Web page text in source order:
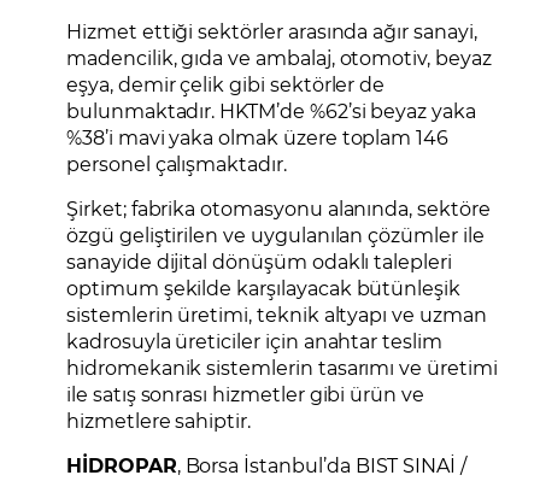
Hizmet ettiği sektörler arasında ağır sanayi,
madencilik, gıda ve ambalaj, otomotiv, beyaz
eşya, demir çelik gibi sektörler de
bulunmaktadır. HKTM’de %62’si beyaz yaka
%38’i mavi yaka olmak üzere toplam 146
personel çalışmaktadır.
Şirket; fabrika otomasyonu alanında, sektöre
özgü geliştirilen ve uygulanılan çözümler ile
sanayide dijital dönüşüm odaklı talepleri
optimum şekilde karşılayacak bütünleşik
sistemlerin üretimi, teknik altyapı ve uzman
kadrosuyla üreticiler için anahtar teslim
hidromekanik sistemlerin tasarımı ve üretimi
ile satış sonrası hizmetler gibi ürün ve
hizmetlere sahiptir.
HİDROPAR, Borsa İstanbul’da BIST SINAİ /